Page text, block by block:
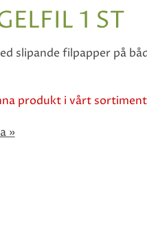
1 ST
slipande filpapper på
produkt i vårt
»